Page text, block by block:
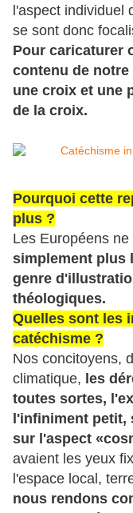
l'aspect individuel
se sont donc
Pour caricaturer
contenu de
une croix et une
de la croix.
Pourquoi cette
plus ?
Les Européens
simplement plus
genre
théologiques.
Quelles sont les
catéchisme ?
Nos concitoyens,
climatique, les
toutes sortes,
l'infiniment petit,
sur l'aspect
avaient les yeux
l'espace local,
nous rendons